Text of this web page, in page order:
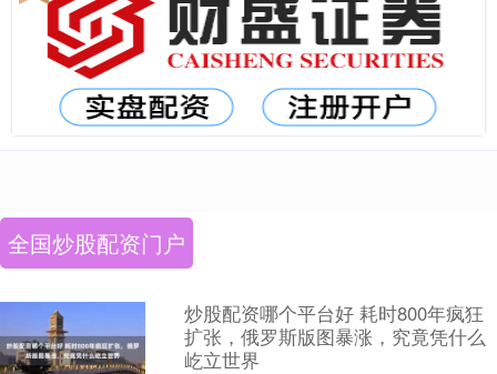
全国炒股配资门户
炒股配资哪个平台好 耗时800年疯狂
扩张，俄罗斯版图暴涨，究竟凭什么
屹立世界